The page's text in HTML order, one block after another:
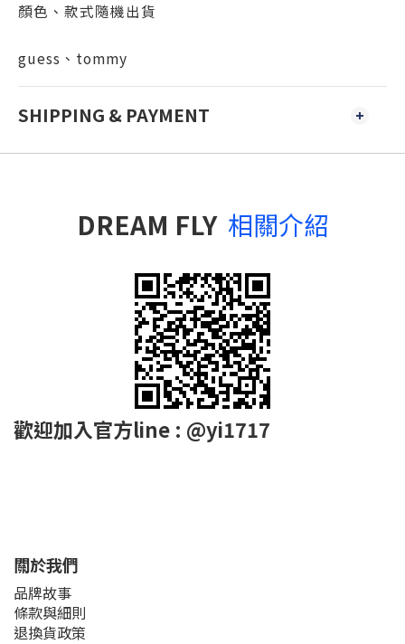
顏色、款式隨機出貨
guess、tommy
SHIPPING & PAYMENT
DREAM FLY 相關介紹
歡迎加入官方line : @yi1717
關於我們
品牌故事
條款與細則
退換貨政策